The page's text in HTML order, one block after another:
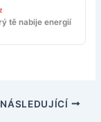
tě nabije energií
NÁSLEDUJÍCÍ